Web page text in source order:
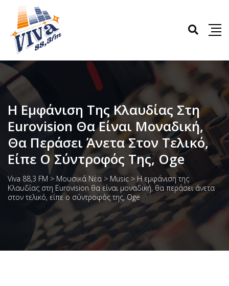
Η Εμφάνιση Της Κλαυδίας Στη
Eurovision Θα Είναι Μοναδική,
Θα Περάσει Άνετα Στον Τελικό,
Είπε Ο Σύντροφός Της, Oge
Viva 88,3 FM > Μουσικά Νέα > Music > Η εμφάνιση της
Κλαυδίας στη Eurovision θα είναι μοναδική, θα περάσει άνετα
στον τελικό, είπε ο σύντροφός της, Oge